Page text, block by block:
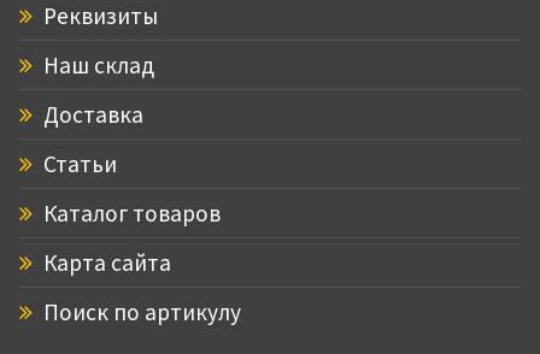
Реквизиты
Наш склад
Доставка
Статьи
Каталог товаров
Карта сайта
Поиск по артикулу